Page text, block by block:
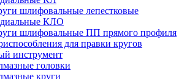
шлифовальные лепестковые
КЛО
шлифовальные ПП прямого профиля
для правки кругов
инструмент
головки
круги